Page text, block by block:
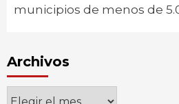
municipios de menos de
Archivos
Archivos